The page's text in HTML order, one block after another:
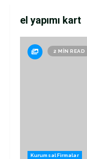
el yapımı kart
2 MIN READ
Kurumsal Firmalar